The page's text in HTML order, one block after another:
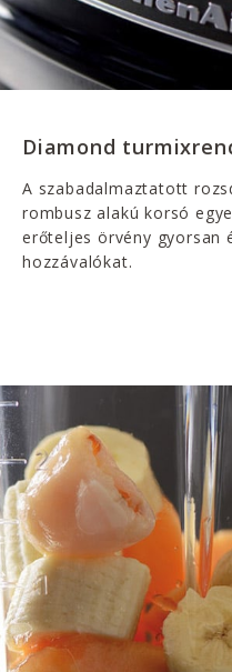
Diamond
A szabadalmaztatott
rombusz alakú korsó
erőteljes örvény gyorsan
hozzávalókat.